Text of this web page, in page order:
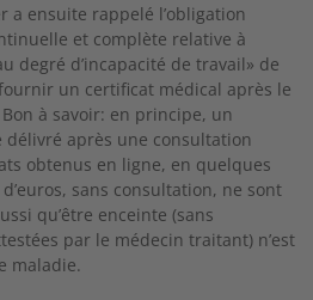
a ensuite rappelé l’obligation
et complète relative à
degré d’incapacité de travail» de
fournir un certificat médical après le
à savoir: en principe, un
après une consultation
obtenus en ligne, en quelques
sans consultation, ne sont
qu’être enceinte (sans
par le médecin traitant) n’est
maladie.